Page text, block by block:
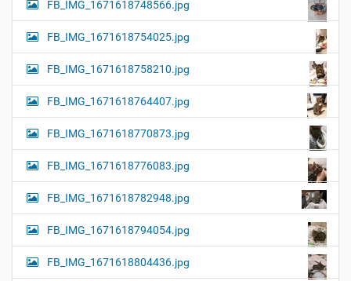
FB_IMG_1671618748566.jpg
FB_IMG_1671618754025.jpg
FB_IMG_1671618758210.jpg
FB_IMG_1671618764407.jpg
FB_IMG_1671618770873.jpg
FB_IMG_1671618776083.jpg
FB_IMG_1671618782948.jpg
FB_IMG_1671618794054.jpg
FB_IMG_1671618804436.jpg